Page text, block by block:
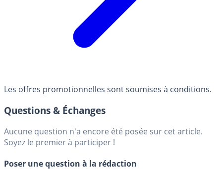
Les offres promotionnelles sont soumises à conditions.
Questions & Échanges
Aucune question n'a encore été posée sur cet article.
Soyez le premier à participer !
Poser une question à la rédaction